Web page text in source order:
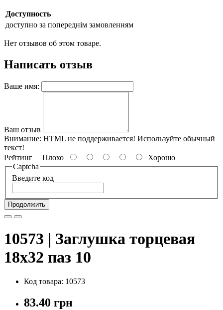
Доступность
доступно за попереднім замовленням
Нет отзывов об этом товаре.
Написать отзыв
Ваше имя:
Ваш отзыв
Внимание: HTML не поддерживается! Используйте обычный
текст!
Рейтинг Плохо
Хорошо
Captcha
Введите код
Продолжить
10573 | Заглушка торцевая
18х32 паз 10
Код товара: 10573
83.40 грн